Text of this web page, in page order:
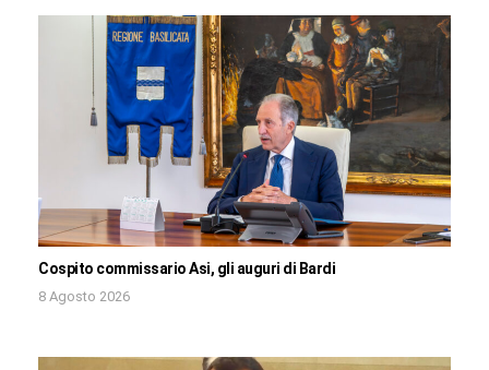
Cospito commissario Asi, gli auguri di Bardi
8 Agosto 2026